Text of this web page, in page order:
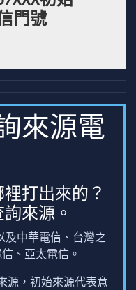
門號
來源電
打出來的？
來源。
及中華電信、台灣之
、亞太電信。
源，初始來源代表意